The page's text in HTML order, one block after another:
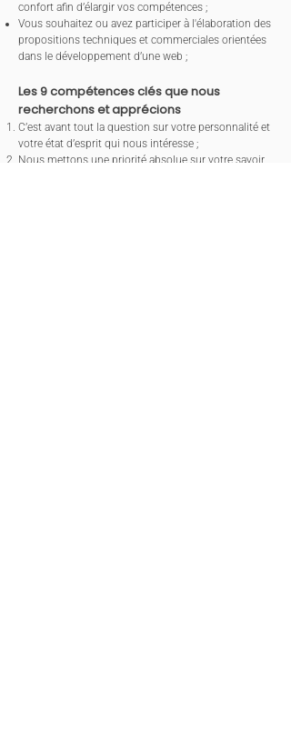
confort afin d’élargir vos compétences ;
Vous souhaitez ou avez participer à l'élaboration des
propositions techniques et commerciales orientées
dans le développement d’une web ;
Les 9 compétences clés que nous
recherchonset apprécions
C’est avant tout la question sur votre personnalité et
votre état d’esprit qui nous intéresse ;
Nous mettons une priorité absolue sur votre savoir